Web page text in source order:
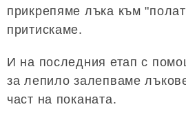
прикрепяме лъка към
притискаме.
И на последния етап с
за лепило залепваме
част на поканата.